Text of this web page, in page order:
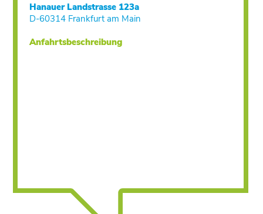
Hanauer Landstrasse 123a
D-60314 Frankfurt am Main
Anfahrtsbeschreibung